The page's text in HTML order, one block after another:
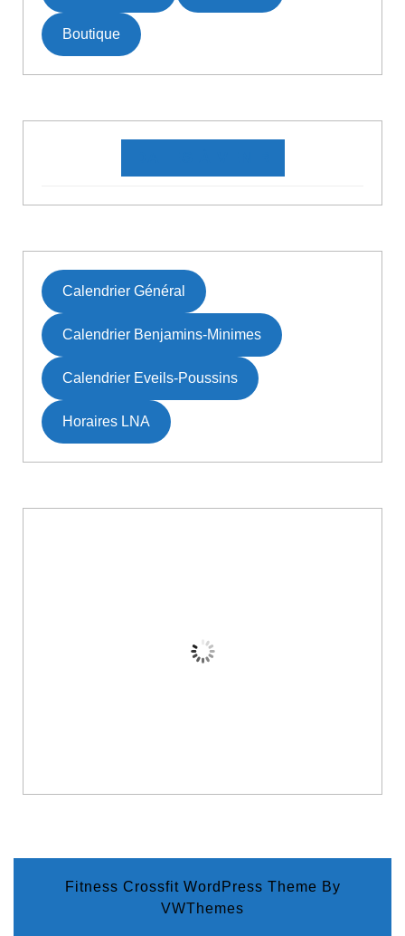
Boutique
Calendrier Général
Calendrier Benjamins-Minimes
Calendrier Eveils-Poussins
Horaires LNA
Fitness Crossfit WordPress Theme By
VWThemes